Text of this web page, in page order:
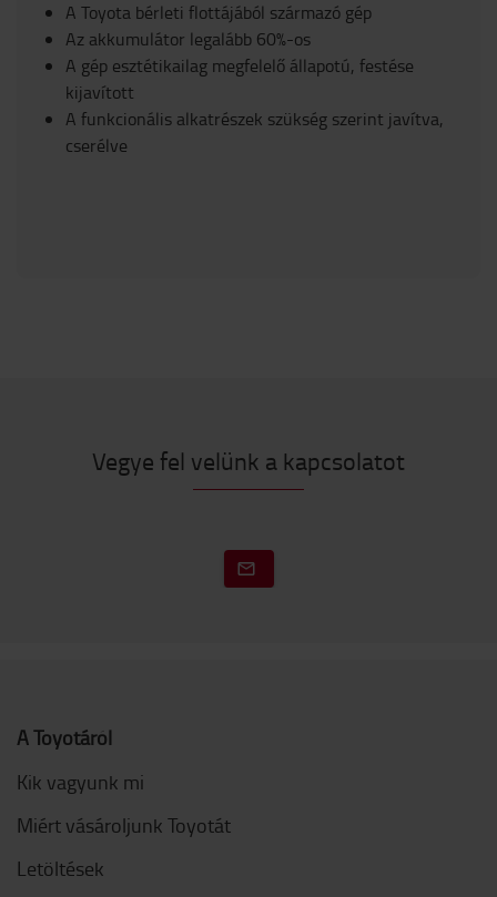
Akkumulátortér Large
LION 50 24/130
Töltő típusa Lion
A Toyota bérleti flottájából származó gép
Az akkumulátor legalább 60%-os
A gép esztétikailag megfelelő állapotú, festése
kijavított
A funkcionális alkatrészek szükség szerint javítva,
cserélve
Vegye fel velünk a kapcsolatot
A Toyotáról
Kik vagyunk mi
Miért vásároljunk Toyotát
Letöltések